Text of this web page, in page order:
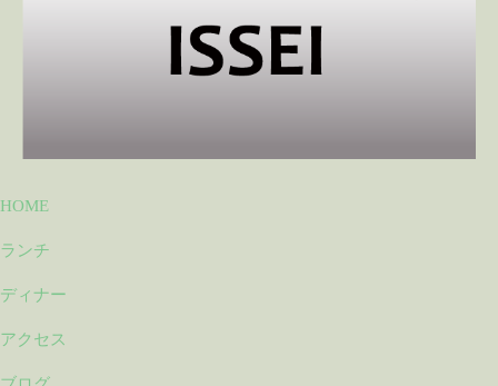
HOME
ランチ
ディナー
アクセス